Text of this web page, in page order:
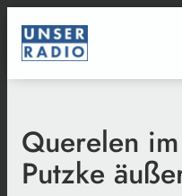
Querelen
Putzke